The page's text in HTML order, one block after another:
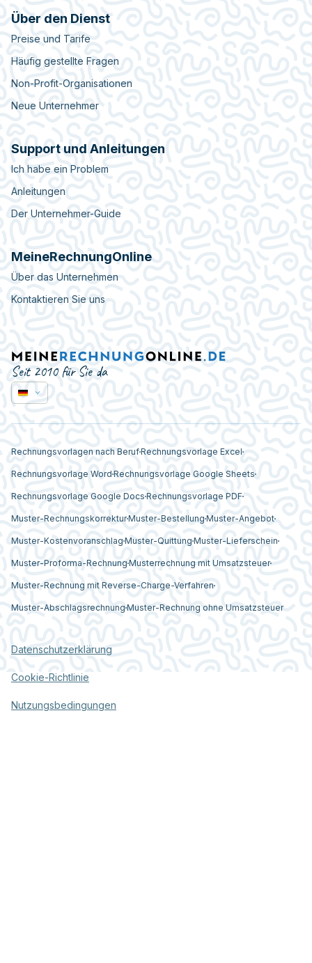
Über den Dienst
Preise und Tarife
Häufig gestellte Fragen
Non-Profit-Organisationen
Neue Unternehmer
Support und Anleitungen
Ich habe ein Problem
Anleitungen
Der Unternehmer-Guide
MeineRechnungOnline
Über das Unternehmen
Kontaktieren Sie uns
Seit 2010 für Sie da
Rechnungsvorlagen nach BerufRechnungsvorlage Excel
Rechnungsvorlage Word Rechnungsvorlage Google Sheets
Rechnungsvorlage Google Docs Rechnungsvorlage PDF
Muster-RechnungskorrekturMuster-Bestellung Muster-Angebot
Muster-Kostenvoranschlag Muster-Quittung Muster-Lieferschein
Muster-Proforma-Rechnung Musterrechnung mit Umsatzsteuer
Muster-Rechnung mit Reverse-Charge-Verfahren
Muster-Abschlagsrechnung Muster-Rechnung ohne Umsatzsteuer
Datenschutzerklärung
Cookie-Richtlinie
Nutzungsbedingungen